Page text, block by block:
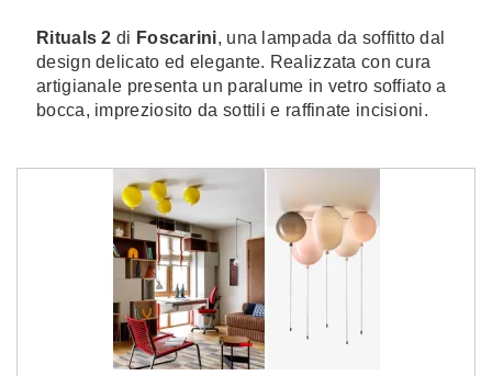
Rituals 2 di Foscarini, una lampada da soffitto dal
design delicato ed elegante. Realizzata con cura
artigianale presenta un paralume in vetro soffiato a
bocca, impreziosito da sottili e raffinate incisioni.